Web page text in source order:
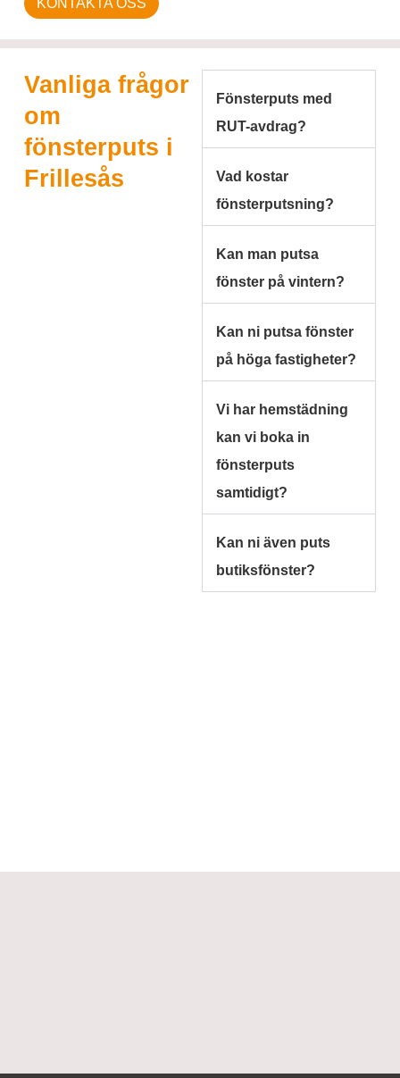
Vanliga frågor
om
fönsterputs i
Frillesås
Fönsterputs med
RUT-avdrag?
Vad kostar
fönsterputsning?
Kan man putsa
fönster på vintern?
Kan ni putsa fönster
på höga fastigheter?
Vi har hemstädning
kan vi boka in
fönsterputs
samtidigt?
Kan ni även puts
butiksfönster?